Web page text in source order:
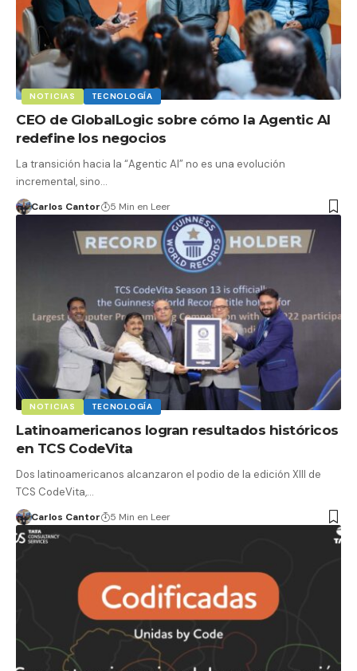
NOTICIAS TECNOLOGÍA
CEO de GlobalLogic sobre cómo la Agentic AI
redefine los negocios
La transición hacia la “Agentic AI” no es una evolución
incremental, sino…
Carlos Cantor 5 Min en Leer
NOTICIAS TECNOLOGÍA
Latinoamericanos logran resultados históricos
en TCS CodeVita
Dos latinoamericanos alcanzaron el podio de la edición XIII de
TCS CodeVita,…
Carlos Cantor 5 Min en Leer